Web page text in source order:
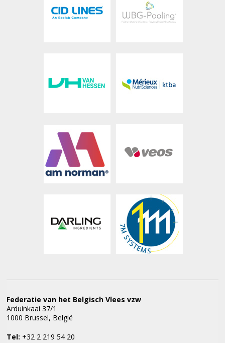
Federatie van het Belgisch Vlees vzw
Arduinkaai 37/1
1000 Brussel, België
Tel: +32 2 219 54 20